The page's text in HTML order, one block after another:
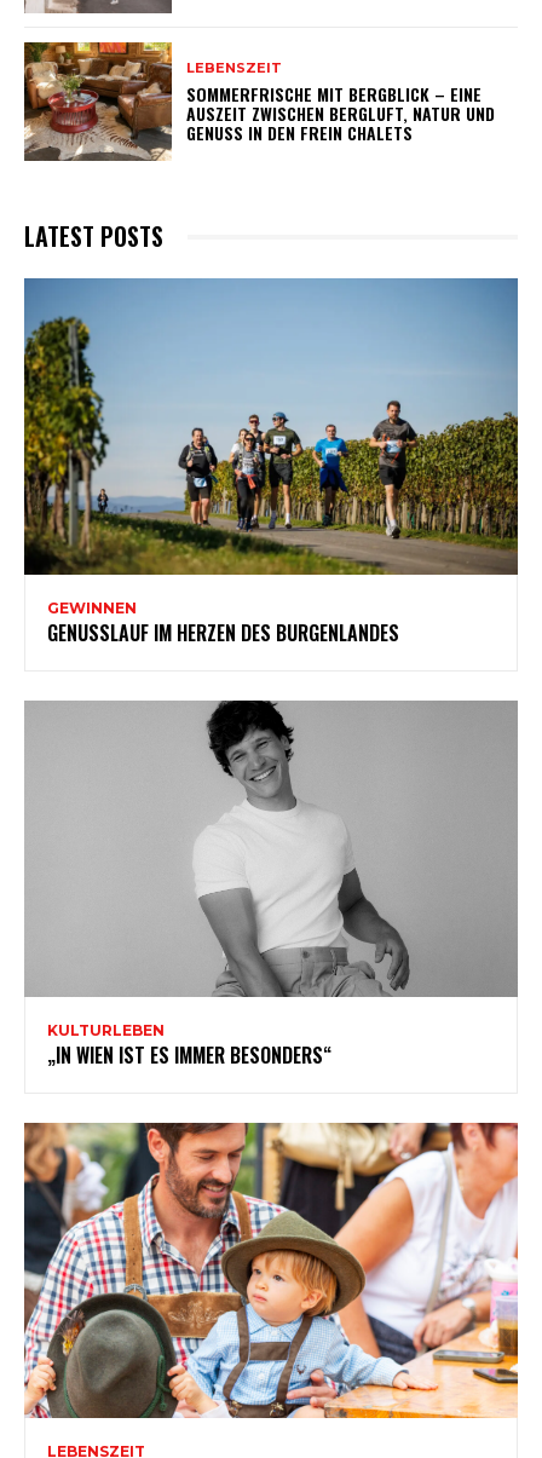
LEBENSZEIT
SOMMERFRISCHE MIT BERGBLICK – EINE
AUSZEIT ZWISCHEN BERGLUFT, NATUR UND
GENUSS IN DEN FREIN CHALETS
LATEST POSTS
GEWINNEN
GENUSSLAUF IM HERZEN DES BURGENLANDES
KULTURLEBEN
„IN WIEN IST ES IMMER BESONDERS“
LEBENSZEIT